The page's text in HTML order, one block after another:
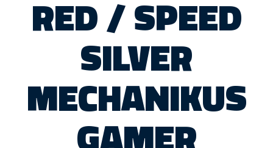
RED / SPEED
SILVER
MECHANIKUS